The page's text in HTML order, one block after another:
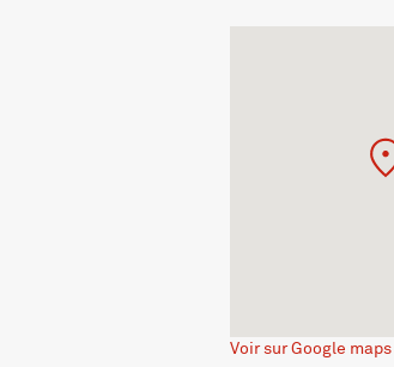
Voir sur Google maps